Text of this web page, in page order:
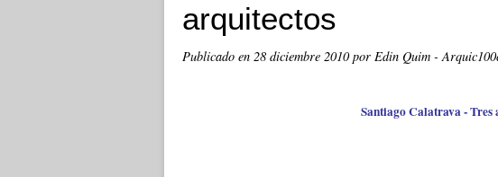
arquitectos
Publicado en 28 diciembre 2010por Edin Quim -
Santiago Calatrava - Tres